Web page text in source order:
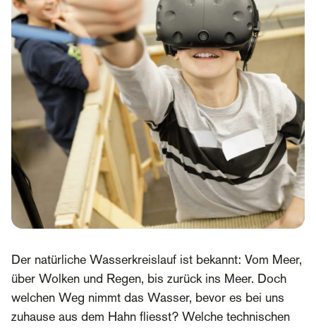
Der natürliche Wasserkreislauf ist bekannt: Vom Meer,
über Wolken und Regen, bis zurück ins Meer. Doch
welchen Weg nimmt das Wasser, bevor es bei uns
zuhause aus dem Hahn fliesst? Welche technischen